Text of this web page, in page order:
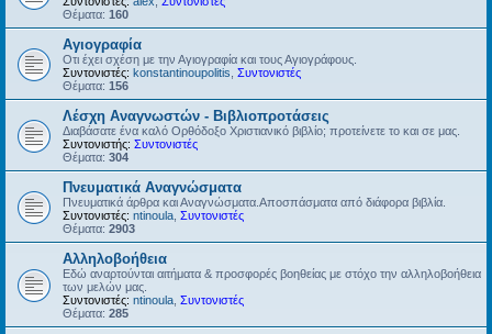
Θέματα: 160
Αγιογραφία
Οτι έχει σχέση με την Αγιογραφία και τους Αγιογράφους.
Συντονιστές: konstantinoupolitis Συντονιστές
Θέματα: 156
Λέσχη Αναγνωστών - Βιβλιοπροτάσεις
Διαβάσατε ένα καλό Ορθόδοξο Χριστιανικό βιβλίο; προτείνετε το και σε μας.
Συντονιστής: Συντονιστές
Θέματα: 304
Πνευματικά Αναγνώσματα
Πνευματικά άρθρα και Αναγνώσματα.Αποσπάσματα από διάφορα βιβλία.
Συντονιστές: ntinoula Συντονιστές
Θέματα: 2903
Αλληλοβοήθεια
Εδώ αναρτούνται αιτήματα & προσφορές βοηθείας με στόχο την αλληλοβοήθεια
των μελών μας.
Συντονιστές: ntinoula Συντονιστές
Θέματα: 285